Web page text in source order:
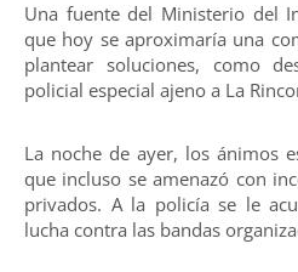
Una fuente del Ministerio del
que hoy se aproximaría una
plantear soluciones, como
policial especial ajeno a La
La noche de ayer, los ánimos
que incluso se amenazó con
privados. A la policía se le
lucha contra las bandas